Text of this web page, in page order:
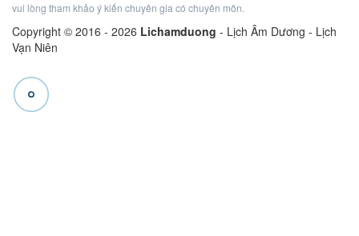
vui lòng tham khảo ý kiến chuyên gia có chuyên môn.
Copyright © 2016 - 2026 Lichamduong - Lịch Âm Dương - Lịch
Vạn Niên